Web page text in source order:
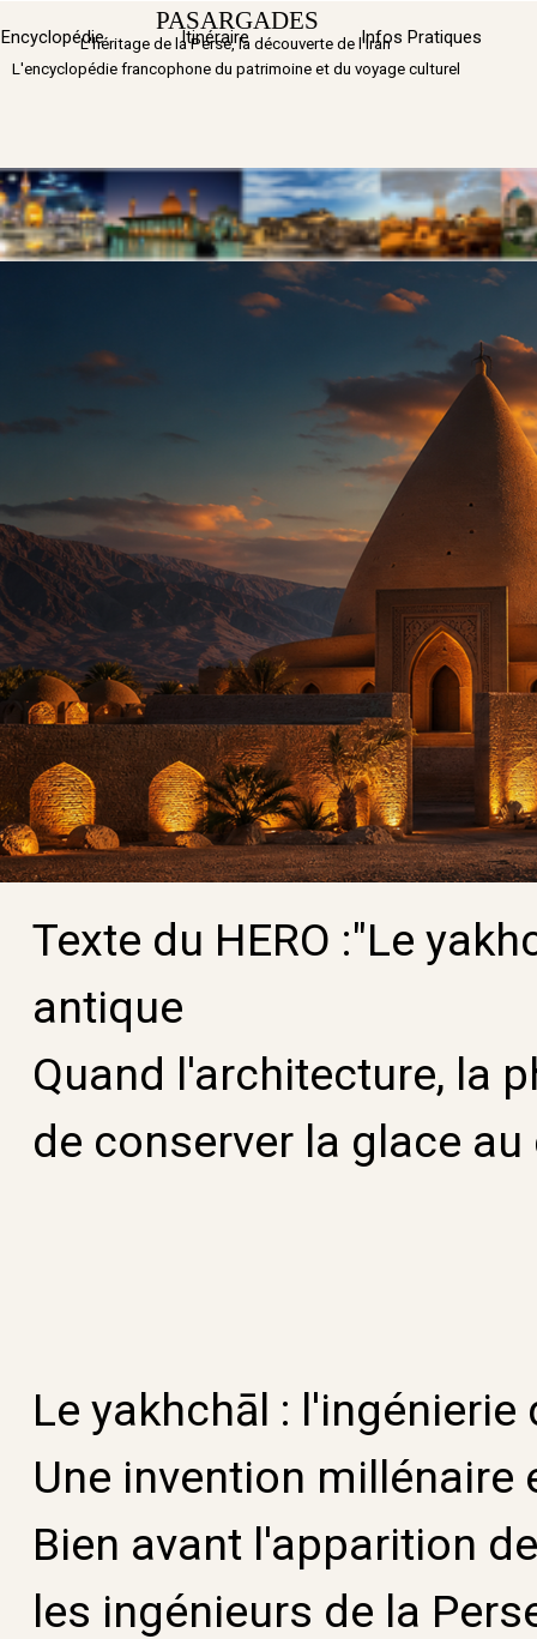
PASARGADES Sauter
Encyclopédie Itinéraire ▼
Infos Pratiques
L'héritage de la Perse, la découverte de l'Iran
L'encyclopédie francophone du patrimoine et du voyage culturel
Texte du HERO :"Le
antique
Quand l'architecture, la
de conserver la glace
Le yakhchāl :
Une invention
Bien avant l'apparition
les ingénieurs de la